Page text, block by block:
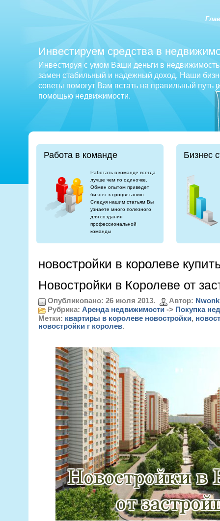
Инвестируем средства в
Инвестируя с умом Ваши деньги в
замен стабильный и надежный доход. Наши
советы помогут Вам встать на правильный путь
помощью недвижимости.
Работа в команде
Работать в команде всегда
лучше чем по одиночке.
Обмен опытом приведет
бизнес к процветанию.
Следуя нашим статьям Вы
узнаете много полезного
для создания
профессиональной
команды
Бизнес
новостройки в королеве
Новостройки в Королеве от
Опубликовано: 26 июля 2013. Автор:
Рубрика: Аренда недвижимости-> Покупка
Метки: квартиры в королеве новостройки,
новостройки г королев.